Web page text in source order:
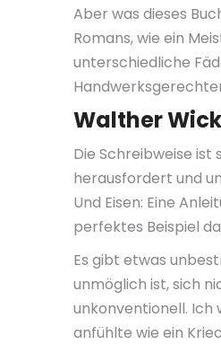
Aber was dieses
Romans, wie ein
unterschiedliche
Walther
Die Schreibweise ist
herausfordert und
Und Eisen: Eine
perfektes Beispiel
Es gibt etwas
unmöglich ist, sich
unkonventionell. Ich
anfühlte wie ein